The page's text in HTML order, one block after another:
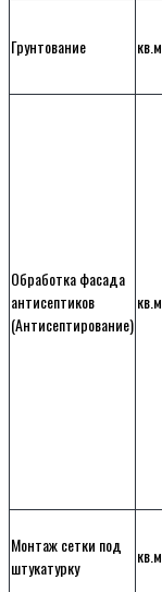
Грунтование кв.м.
Обработка фасада
антисептиков
(Антисептирование)
кв.м.
Монтаж сетки под
штукатурку
кв.м.